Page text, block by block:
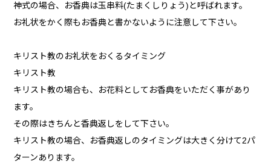
神式の場合、お香典は玉串料(たまくしりょう)と呼ばれます。
お礼状をかく際もお香典と書かないように注意して下さい。
キリスト教のお礼状をおくるタイミング
キリスト教
キリスト教の場合も、お花料としてお香典をいただく事があり
ます。
その際はきちんと香典返しをして下さい。
キリスト教の場合、お香典返しのタイミングは大きく分けて2パ
ターンあります。